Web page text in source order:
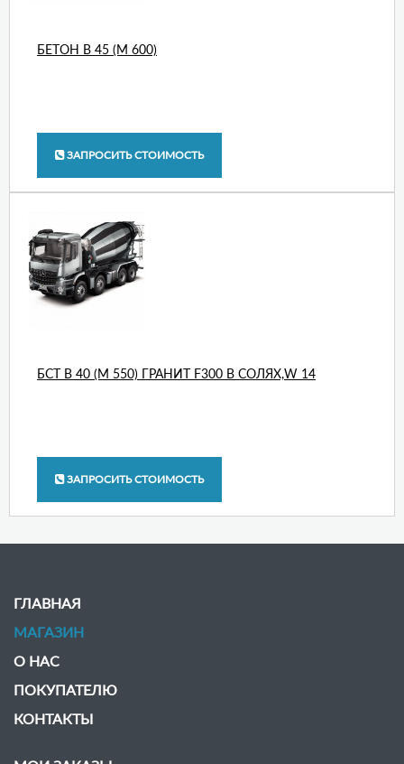
БЕТОН В 45 (М 600)
ЗАПРОСИТЬ СТОИМОСТЬ
БСТ В 40 (М 550) ГРАНИТ F300 В СОЛЯХ,W 14
ЗАПРОСИТЬ СТОИМОСТЬ
ГЛАВНАЯ
МАГАЗИН
О НАС
ПОКУПАТЕЛЮ
КОНТАКТЫ